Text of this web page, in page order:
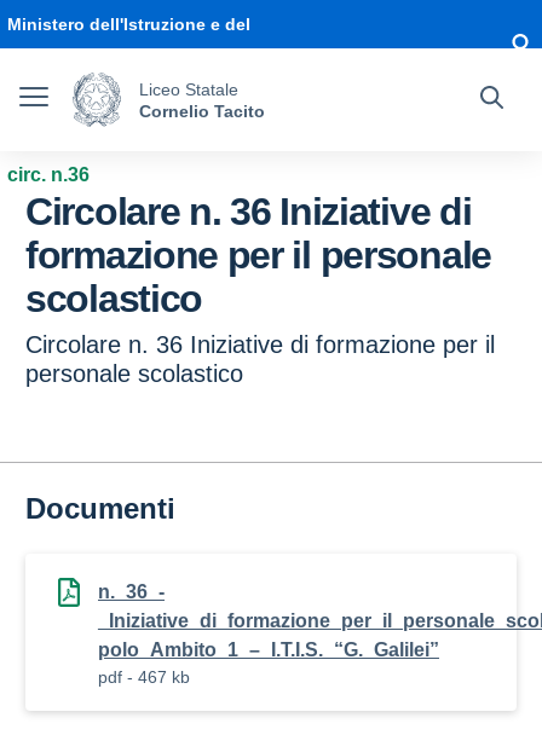
Ministero dell'Istruzione e del
Liceo Statale
Cornelio Tacito
circ. n.36
Circolare n. 36 Iniziative di
formazione per il personale
scolastico
Circolare n. 36 Iniziative di formazione per il
personale scolastico
Documenti
n._36_-
polo_Ambito_1_–_I.T.I.S._“G._Galilei”
pdf - 467 kb